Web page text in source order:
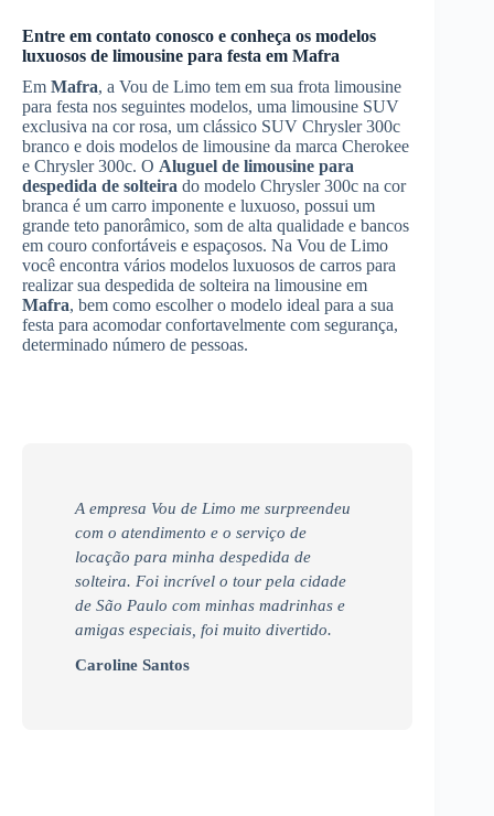
Entre em contato conosco e conheça os modelos
luxuosos de limousine para festa em Mafra
Em Mafra, a Vou de Limo tem em sua frota limousine
para festa nos seguintes modelos, uma limousine SUV
exclusiva na cor rosa, um clássico SUV Chrysler 300c
branco e dois modelos de limousine da marca Cherokee
e Chrysler 300c. O Aluguel de limousine para
despedida de solteira do modelo Chrysler 300c na cor
branca é um carro imponente e luxuoso, possui um
grande teto panorâmico, som de alta qualidade e bancos
em couro confortáveis e espaçosos. Na Vou de Limo
você encontra vários modelos luxuosos de carros para
realizar sua despedida de solteira na limousine em
Mafra, bem como escolher o modelo ideal para a sua
festa para acomodar confortavelmente com segurança,
determinado número de pessoas.
A empresa Vou de Limo me surpreendeu
com o atendimento e o serviço de
locação para minha despedida de
solteira. Foi incrível o tour pela cidade
de São Paulo com minhas madrinhas e
amigas especiais, foi muito divertido.
Caroline Santos